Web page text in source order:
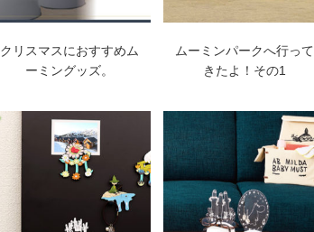
クリスマスにおすすめム
ーミングッズ。
ムーミンパークへ行って
きたよ！その1